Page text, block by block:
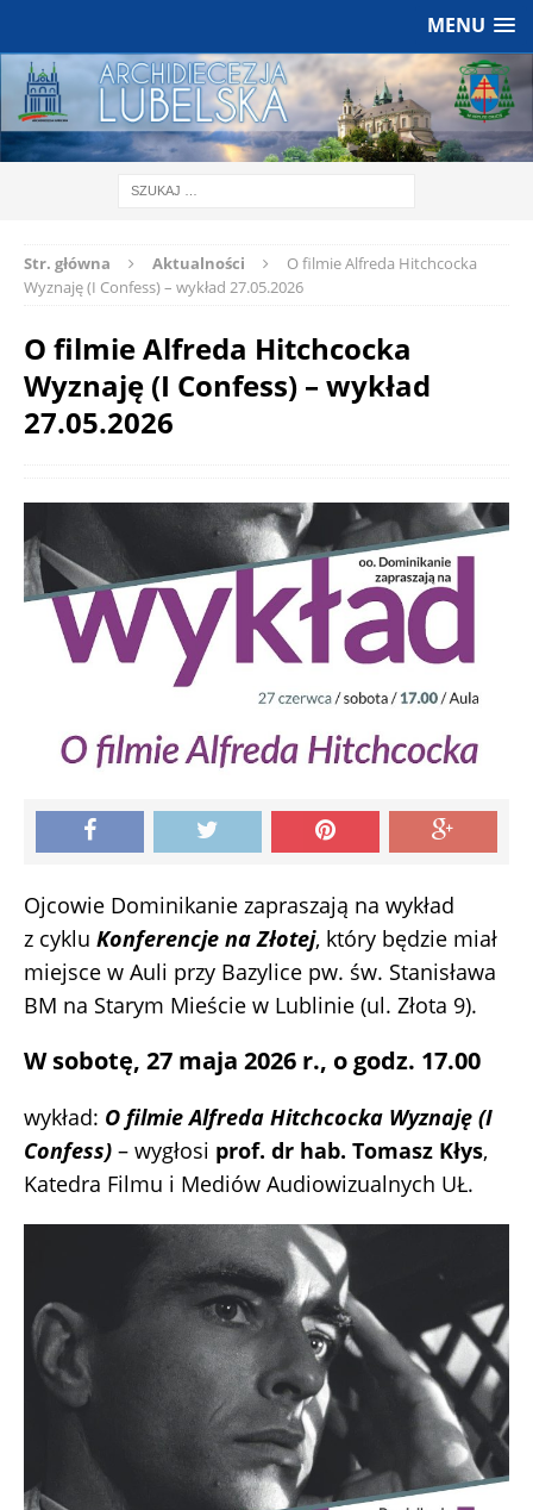
MENU
Str. główna Aktualności
O filmie Alfreda Hitchcocka
Wyznaję (I Confess) – wykład 27.05.2026
O filmie Alfreda Hitchcocka
Wyznaję (I Confess) – wykład
27.05.2026
Ojcowie Dominikanie zapraszają na wykład
z cyklu Konferencje na Złotej, który będzie miał
miejsce w Auli przy Bazylice pw. św. Stanisława
BM na Starym Mieście w Lublinie (ul. Złota 9).
W sobotę, 27 maja 2026 r., o godz. 17.00
wykład: O filmie Alfreda Hitchcocka Wyznaję (I
Confess) – wygłosi prof. dr hab. Tomasz Kłys,
Katedra Filmu i Mediów Audiowizualnych UŁ.